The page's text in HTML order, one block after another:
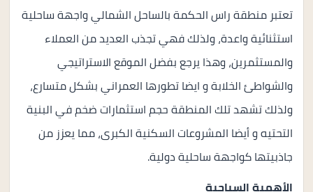
تعتبر منطقة راس الحكمة بالساحل الشمالي واجهة ساحلية
استثنائية واعدة، ولذلك فهي تجذب العديد من العملاء
والمستثمرين، وهذا يرجع بفضل الموقع الاستراتيجي
والشواطئ الخلابة و ايضا تطورها العمراني بشكل متسارع،
ولذلك تشهد تلك المنطقة حجم استثمارات ضخم في البنية
التحتيه و أيضا المشروعات السكنية الكبرى، مما يعزز من
جاذبيتها كواجهة ساحلية دولية.
الأهمية السياحية